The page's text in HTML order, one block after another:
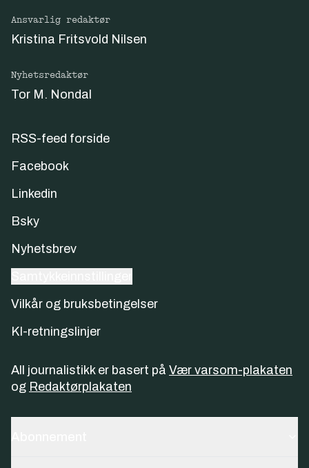
Ansvarlig redaktør
Kristina Fritsvold Nilsen
Nyhetsredaktør
Tor M. Nondal
RSS-feed forside
Facebook
Linkedin
Bsky
Nyhetsbrev
Vilkår og bruksbetingelser
KI-retningslinjer
All journalistikk er basert på Vær varsom-plakaten
og Redaktørplakaten